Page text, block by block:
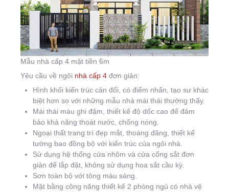
Mẫu nhà cấp 4 mặt tiền 6m
Yêu cầu về ngôi nhà cấp 4 đơn giản:
Hình khối kiến trúc cân đối, có điểm nhấn, tạo sư khác
biệt hơn so với những mẫu nhà mái thái thường thấy.
Mái thái màu ghi đậm, thiết kế độ dốc cao để đảm
bảo khả năng thoát nước, chống nóng.
Ngoại thất trang trí đẹp mắt, thoáng đãng, thiết kế
tường bao đồng bộ với kiến trúc của ngôi nhà.
Sử dụng hệ thống cửa nhôm và cửa cổng sắt đơn
giản để lắp đặt, không sử dụng hoa sắt cầu kỳ.
Sơn toàn bộ với tông màu sáng.
Mặt bằng công năng thiết kế 2 phòng ngủ có nhà vệ